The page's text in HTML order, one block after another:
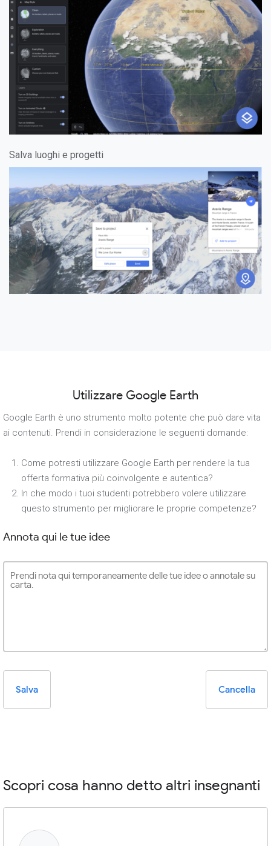
Salva luoghi e progetti
Utilizzare Google Earth
Google Earth è uno strumento molto potente che può dare vita
ai contenuti. Prendi in considerazione le seguenti domande:
Come potresti utilizzare Google Earth per rendere la tua
offerta formativa più coinvolgente e autentica?
In che modo i tuoi studenti potrebbero volere utilizzare
questo strumento per migliorare le proprie competenze?
Annota qui le tue idee
Salva Cancella
Scopri cosa hanno detto altri insegnanti